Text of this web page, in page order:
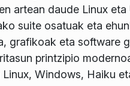
artean daude Linux
suite osatuak eta
grafikoak eta software
printzipio
Windows, Haiku